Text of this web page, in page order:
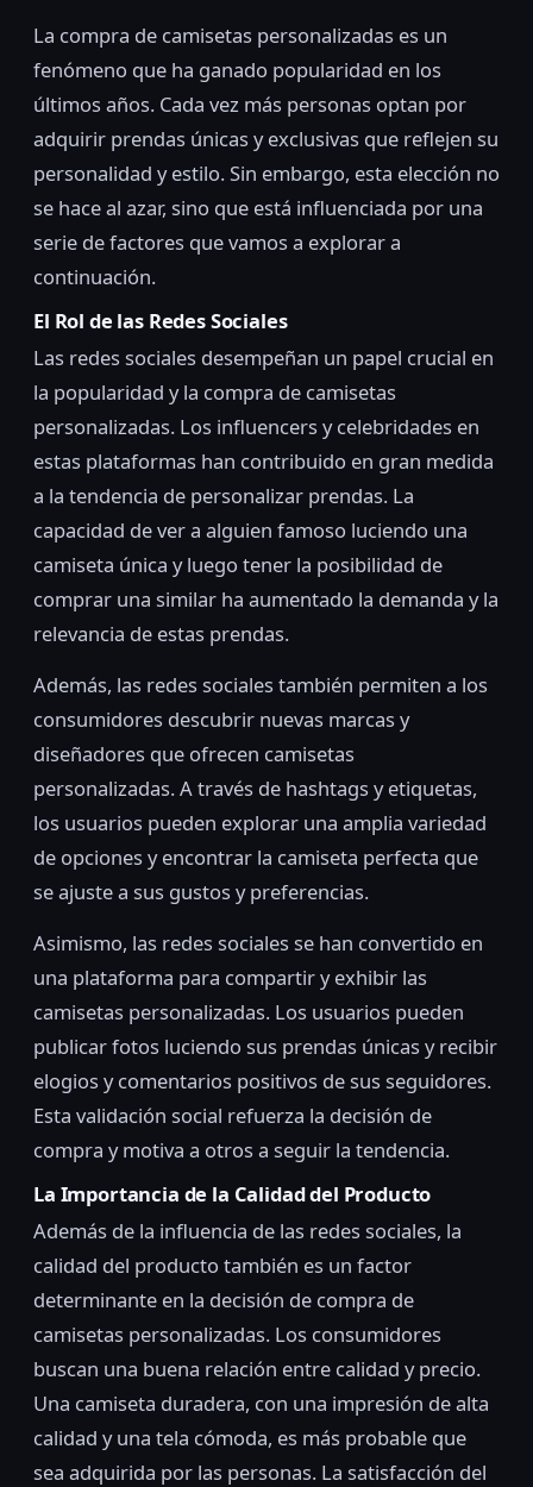
La compra de camisetas personalizadas es un
fenómeno que ha ganado popularidad en los
últimos años. Cada vez más personas optan por
adquirir prendas únicas y exclusivas que reflejen su
personalidad y estilo. Sin embargo, esta elección no
se hace al azar, sino que está influenciada por una
serie de factores que vamos a explorar a
continuación.
El Rol de las Redes Sociales
Las redes sociales desempeñan un papel crucial en
la popularidad y la compra de camisetas
personalizadas. Los influencers y celebridades en
estas plataformas han contribuido en gran medida
a la tendencia de personalizar prendas. La
capacidad de ver a alguien famoso luciendo una
camiseta única y luego tener la posibilidad de
comprar una similar ha aumentado la demanda y la
relevancia de estas prendas.
Además, las redes sociales también permiten a los
consumidores descubrir nuevas marcas y
diseñadores que ofrecen camisetas
personalizadas. A través de hashtags y etiquetas,
los usuarios pueden explorar una amplia variedad
de opciones y encontrar la camiseta perfecta que
se ajuste a sus gustos y preferencias.
Asimismo, las redes sociales se han convertido en
una plataforma para compartir y exhibir las
camisetas personalizadas. Los usuarios pueden
publicar fotos luciendo sus prendas únicas y recibir
elogios y comentarios positivos de sus seguidores.
Esta validación social refuerza la decisión de
compra y motiva a otros a seguir la tendencia.
La Importancia de la Calidad del Producto
Además de la influencia de las redes sociales, la
calidad del producto también es un factor
determinante en la decisión de compra de
camisetas personalizadas. Los consumidores
buscan una buena relación entre calidad y precio.
Una camiseta duradera, con una impresión de alta
calidad y una tela cómoda, es más probable que
sea adquirida por las personas. La satisfacción del